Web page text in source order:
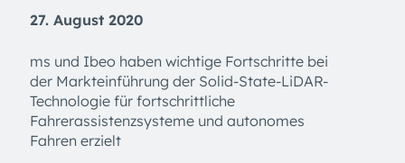
27. August 2020
ms und Ibeo haben wichtige Fortschritte bei
der Markteinführung der Solid-State-LiDAR-
Technologie für fortschrittliche
Fahrerassistenzsysteme und autonomes
Fahren erzielt